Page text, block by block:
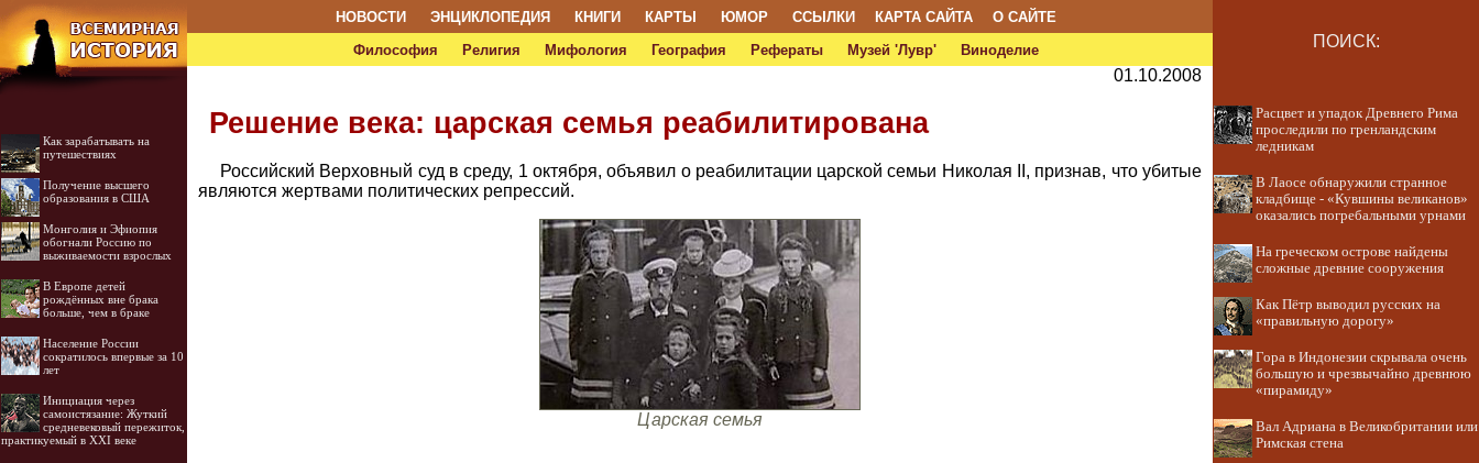
НОВОСТИ ЭНЦИКЛОПЕДИЯ КНИГИ КАРТЫ ЮМОР ССЫЛКИ КАРТА САЙТА
О САЙТЕ
Философия
Религия Мифология География Рефераты Музей 'Лувр' Виноделие ПОИСК:
Как зарабатывать на
путешествиях
Получение высшего
образования в США
Монголия и Эфиопия
обогнали Россию по
выживаемости взрослых
В Европе детей
рождённых вне брака
больше, чем в браке
Население России
сократилось впервые за 10
лет
Инициация через
самоистязание: Жуткий
средневековый пережиток,
практикуемый в XXI веке
01.10.2008
Решение века: царская семья реабилитирована
Российский Верховный суд в среду, 1 октября, объявил о реабилитации царской семьи Николая II, признав, что убитые
являются жертвами политических репрессий.
Царская семья
Расцвет и упадок Древнего Рима
проследили по гренландским
ледникам
В Лаосе обнаружили странное
кладбище - «Кувшины великанов»
оказались погребальными урнами
На греческом острове найдены
сложные древние сооружения
Как Пётр выводил русских на
«правильную дорогу»
Гора в Индонезии скрывала очень
большую и чрезвычайно древнюю
«пирамиду»
Вал Адриана в Великобритании или
Римская стена